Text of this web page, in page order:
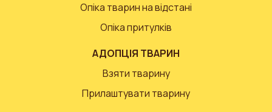
Опіка тварин на відстані
Опіка притулків
АДОПЦІЯ ТВАРИН
Взяти тварину
Прилаштувати тварину